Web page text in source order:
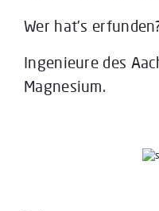
Wer hat’s
Ingenieure des
Magnesium.